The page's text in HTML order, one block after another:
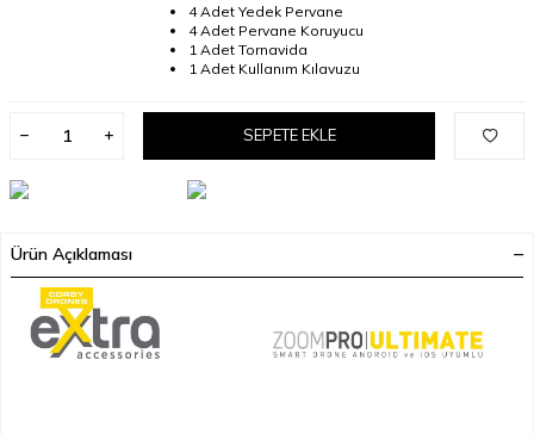
4 Adet Yedek Pervane
4 Adet Pervane Koruyucu
1 Adet Tornavida
1 Adet Kullanım Kılavuzu
SEPETE EKLE
Ürün Açıklaması